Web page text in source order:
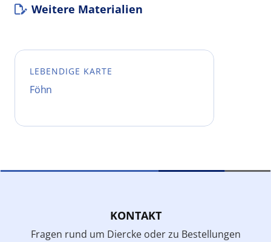
Weitere Materialien
LEBENDIGE KARTE
Föhn
KONTAKT
Fragen rund um Diercke oder zu Bestellungen